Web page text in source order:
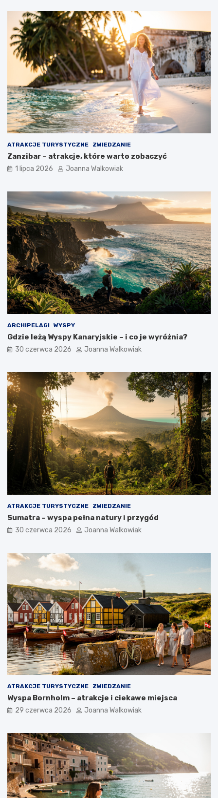
ATRAKCJE TURYSTYCZNE ZWIEDZANIE
Zanzibar – atrakcje, które warto zobaczyć
1 lipca 2026 Joanna Walkowiak
ARCHIPELAGI WYSPY
Gdzie leżą Wyspy Kanaryjskie – i co je wyróżnia?
30 czerwca 2026 Joanna Walkowiak
ATRAKCJE TURYSTYCZNE ZWIEDZANIE
Sumatra – wyspa pełna natury i przygód
30 czerwca 2026 Joanna Walkowiak
ATRAKCJE TURYSTYCZNE ZWIEDZANIE
Wyspa Bornholm – atrakcje i ciekawe miejsca
29 czerwca 2026 Joanna Walkowiak